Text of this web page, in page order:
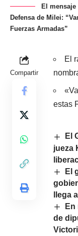
El
Defensa de Milei:
Fuerzas Armadas”
Compartir
El
estas
El
jueza
El
llega
de